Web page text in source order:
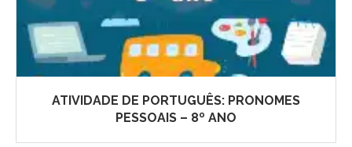
ATIVIDADE DE PORTUGUÊS: PRONOMES
PESSOAIS – 8º ANO